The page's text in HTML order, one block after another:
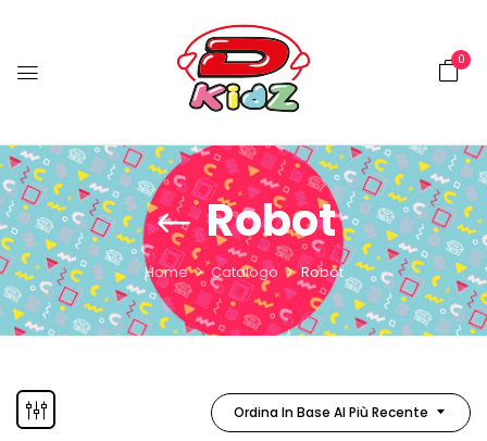
0
Robot
Home Catalogo Robot
Ordina In Base Al Più Recente